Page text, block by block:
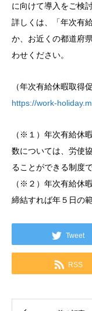
に向けて導入をご検
詳しくは、「年次有
か、お近くの都道府
わせください。
（年次有給休暇取得
https://work-
（※１）年次有給休
数については、労使
ることができる制度で
（※２）年次有給休
締結すれば年５日の
Tweet
RSS